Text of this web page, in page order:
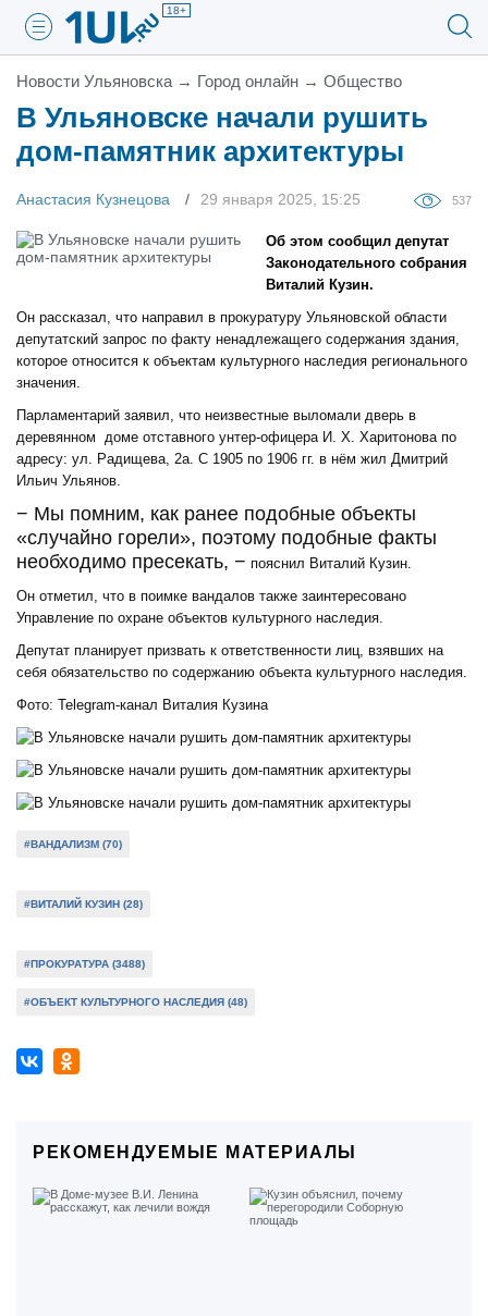
18+
Новости Ульяновска → Город онлайн → Общество
В Ульяновске начали рушить
дом-памятник архитектуры
Анастасия Кузнецова 29 января 2025, 15:25 537
Об этом сообщил депутат
Законодательного собрания
Виталий Кузин.
Он рассказал, что направил в прокуратуру Ульяновской области
депутатский запрос по факту ненадлежащего содержания здания,
которое относится к объектам культурного наследия регионального
значения.
Парламентарий заявил, что неизвестные выломали дверь в
деревянном доме отставного унтер-офицера И. Х. Харитонова по
адресу: ул. Радищева, 2а. С 1905 по 1906 гг. в нём жил Дмитрий
Ильич Ульянов.
− Мы помним, как ранее подобные объекты
«случайно горели», поэтому подобные факты
необходимо пресекать, − пояснил Виталий Кузин.
Он отметил, что в поимке вандалов также заинтересовано
Управление по охране объектов культурного наследия.
Депутат планирует призвать к ответственности лиц, взявших на
себя обязательство по содержанию объекта культурного наследия.
Фото: Telegram-канал Виталия Кузина
#ВАНДАЛИЗМ (70)
#ВИТАЛИЙ КУЗИН (28)
#ПРОКУРАТУРА (3488)
#ОБЪЕКТ КУЛЬТУРНОГО НАСЛЕДИЯ (48)
РЕКОМЕНДУЕМЫЕ МАТЕРИАЛЫ